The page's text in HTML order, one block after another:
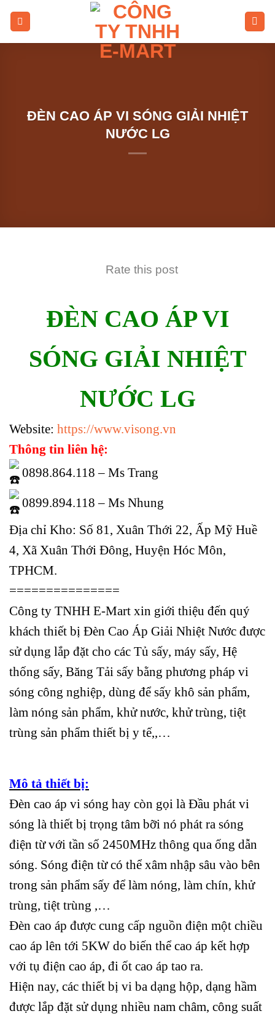
ĐÈN CAO ÁP VI SÓNG GIẢI NHIỆT
NƯỚC LG
Rate this post
ĐÈN CAO ÁP VI
SÓNG GIẢI NHIỆT
NƯỚC LG
Website: https://www.visong.vn
Thông tin liên hệ:
0898.864.118 – Ms Trang
0899.894.118 – Ms Nhung
Địa chỉ Kho: Số 81, Xuân Thới 22, Ấp Mỹ Huề
4, Xã Xuân Thới Đông, Huyện Hóc Môn,
TPHCM.
===============
Công ty TNHH E-Mart xin giới thiệu đến quý
khách thiết bị Đèn Cao Áp Giải Nhiệt Nước được
sử dụng lắp đặt cho các Tủ sấy, máy sấy, Hệ
thống sấy, Băng Tải sấy bằng phương pháp vi
sóng công nghiệp, dùng để sấy khô sản phẩm,
làm nóng sản phẩm, khử nước, khử trùng, tiệt
trùng sản phẩm thiết bị y tế,,…
Mô tả thiết bị:
Đèn cao áp vi sóng hay còn gọi là Đầu phát vi
sóng là thiết bị trọng tâm bỡi nó phát ra sóng
điện từ với tần số 2450MHz thông qua ống dẫn
sóng. Sóng điện từ có thể xâm nhập sâu vào bên
trong sản phẩm sấy để làm nóng, làm chín, khử
trùng, tiệt trùng ,…
Đèn cao áp được cung cấp nguồn điện một chiều
cao áp lên tới 5KW do biến thể cao áp kết hợp
với tụ điện cao áp, đi ốt cao áp tao ra.
Hiện nay, các thiết bị vi ba dạng hộp, dạng hầm
được lắp đặt sử dụng nhiều nam châm, công suất